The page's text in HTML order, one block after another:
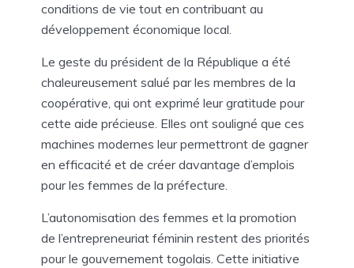
conditions de vie tout en contribuant au
développement économique local.
Le geste du président de la République a été
chaleureusement salué par les membres de la
coopérative, qui ont exprimé leur gratitude pour
cette aide précieuse. Elles ont souligné que ces
machines modernes leur permettront de gagner
en efficacité et de créer davantage d’emplois
pour les femmes de la préfecture.
L’autonomisation des femmes et la promotion
de l’entrepreneuriat féminin restent des priorités
pour le gouvernement togolais. Cette initiative